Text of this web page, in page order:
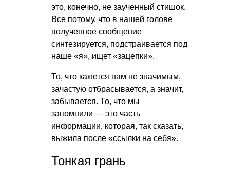
это, конечно, не заученный стишок.
Все потому, что в нашей голове
полученное сообщение
синтезируется, подстраивается под
наше «я», ищет «зацепки».
То, что кажется нам не значимым,
зачастую отбрасывается, а значит,
забывается. То, что мы
запомнили — это часть
информации, которая, так сказать,
выжила после «ссылки на себя».
Тонкая грань